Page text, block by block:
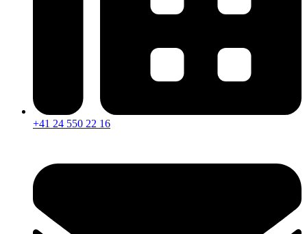
+41 24 550 22 16